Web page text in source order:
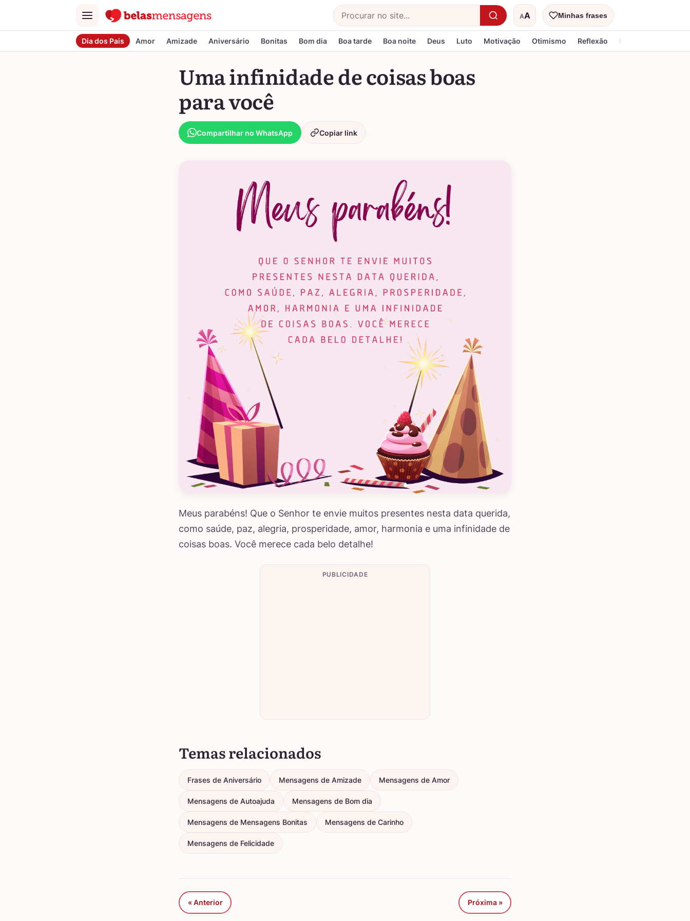
Menu
Buscar AA
Tamanho do textoMinhas frases
Dia dos Pais Amor Amizade Aniversário Bonitas Bom dia Boa tarde Boa noite Deus Luto Motivação Otimismo Reflexão Religiosa
Uma infinidade de coisas boas
para você
Compartilhar no WhatsApp Copiar link
Meus parabéns! Que o Senhor te envie muitos presentes nesta data querida,
como saúde, paz, alegria, prosperidade, amor, harmonia e uma infinidade de
coisas boas. Você merece cada belo detalhe!
PUBLICIDADE
Temas relacionados
Frases de Aniversário Mensagens de Amizade Mensagens de Amor
Mensagens de Autoajuda Mensagens de Bom dia
Mensagens de Mensagens Bonitas Mensagens de Carinho
Mensagens de Felicidade
« Anterior Próxima »